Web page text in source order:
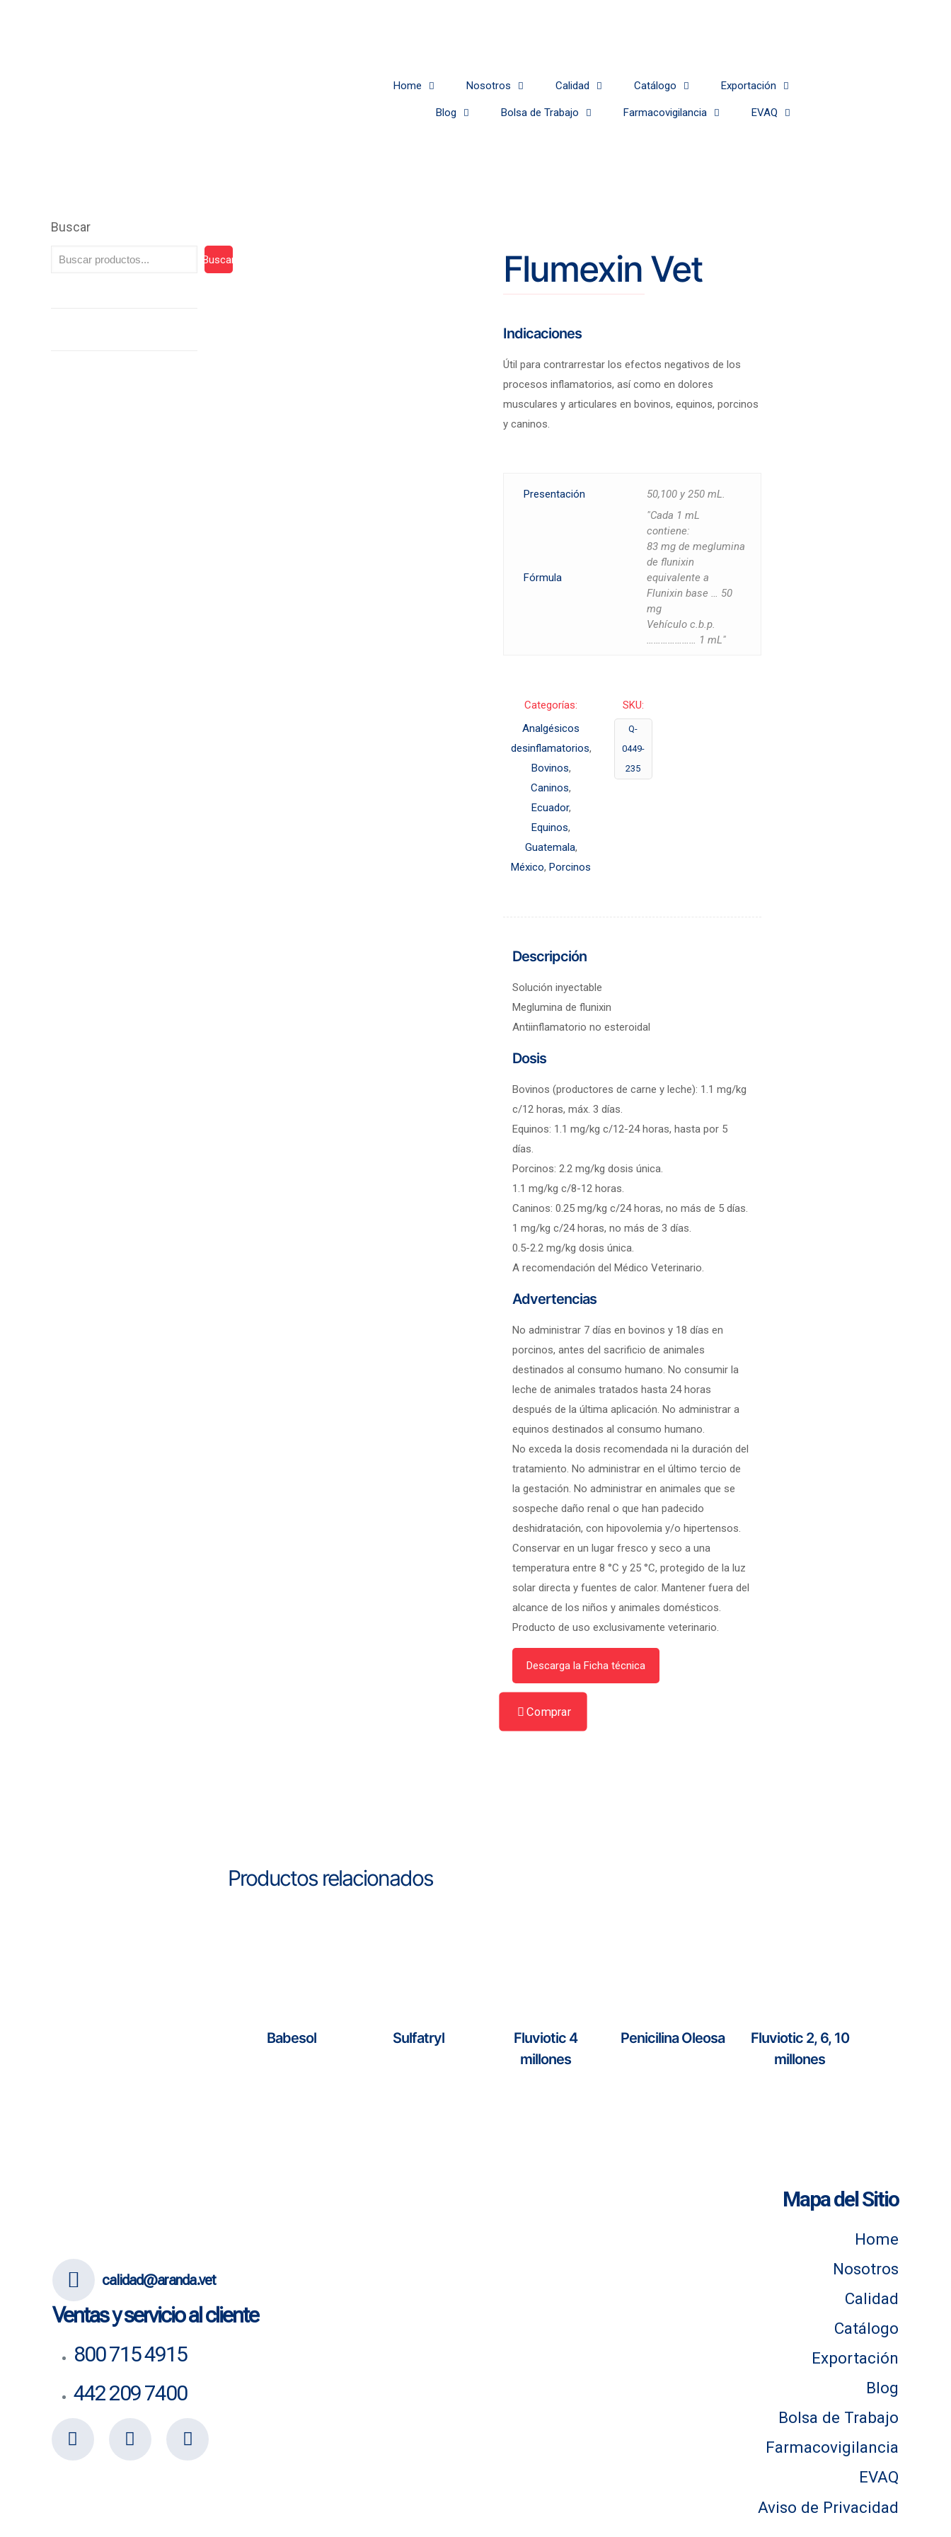
Home Nosotros Calidad Catálogo Exportación
Blog Bolsa de Trabajo Farmacovigilancia EVAQ
Flumexin Vet
Indicaciones
Útil para contrarrestar los efectos negativos de los
procesos inflamatorios, así como en dolores
musculares y articulares en bovinos, equinos, porcinos
y caninos.
Presentación 50,100 y 250 mL.
Fórmula
"Cada 1 mL
contiene:
83 mg de meglumina
de flunixin
equivalente a
Flunixin base … 50
mg
Vehículo c.b.p.
………………… 1 mL"
Categorías:
Analgésicos
desinflamatorios,
Bovinos,
Caninos,
Ecuador,
Equinos,
Guatemala,
México,Porcinos
SKU:
Q-
0449-
235
Descripción
Solución inyectable
Meglumina de flunixin
Antiinflamatorio no esteroidal
Dosis
Bovinos (productores de carne y leche): 1.1 mg/kg
c/12 horas, máx. 3 días.
Equinos: 1.1 mg/kg c/12-24 horas, hasta por 5
días.
Porcinos: 2.2 mg/kg dosis única.
1.1 mg/kg c/8-12 horas.
Caninos: 0.25 mg/kg c/24 horas, no más de 5 días.
1 mg/kg c/24 horas, no más de 3 días.
0.5-2.2 mg/kg dosis única.
A recomendación del Médico Veterinario.
Advertencias
No administrar 7 días en bovinos y 18 días en
porcinos, antes del sacrificio de animales
destinados al consumo humano. No consumir la
leche de animales tratados hasta 24 horas
después de la última aplicación. No administrar a
equinos destinados al consumo humano.
No exceda la dosis recomendada ni la duración del
tratamiento. No administrar en el último tercio de
la gestación. No administrar en animales que se
sospeche daño renal o que han padecido
deshidratación, con hipovolemia y/o hipertensos.
Conservar en un lugar fresco y seco a una
temperatura entre 8 °C y 25 °C, protegido de la luz
solar directa y fuentes de calor. Mantener fuera del
alcance de los niños y animales domésticos.
Producto de uso exclusivamente veterinario.
Descarga la Ficha técnica
Comprar
Productos relacionados
Babesol Sulfatryl
Fluviotic 4
millones
Penicilina Oleosa
Fluviotic 2, 6, 10
millones
Buscar
Buscar
calidad@aranda.vet
Ventas y servicio al cliente
800 715 4915
442 209 7400
Mapa del Sitio
Home
Nosotros
Calidad
Catálogo
Exportación
Blog
Bolsa de Trabajo
Farmacovigilancia
EVAQ
Aviso de Privacidad